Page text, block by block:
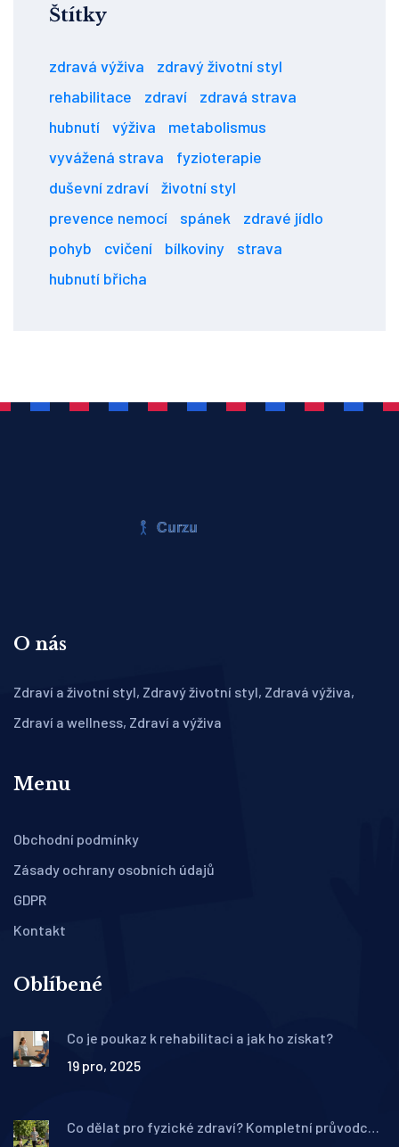
Štítky
zdravá výživa
zdravý životní styl
rehabilitace
zdraví
zdravá strava
hubnutí
výživa
metabolismus
vyvážená strava
fyzioterapie
duševní zdraví
životní styl
prevence nemocí
spánek
zdravé jídlo
pohyb
cvičení bílkoviny
strava
hubnutí břicha
O nás
Zdraví a životní styl, Zdravý životní styl, Zdravá výživa,
Zdraví a wellness, Zdraví a výživa
Menu
Obchodní podmínky
Zásady ochrany osobních údajů
GDPR
Kontakt
Oblíbené
Co je poukaz k rehabilitaci a jak ho získat?
19 pro, 2025
Co dělat pro fyzické zdraví? Kompletní průvodce